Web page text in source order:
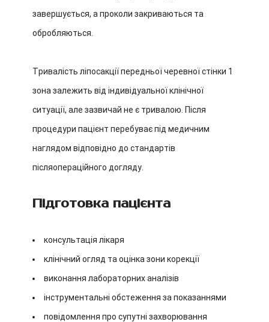
завершується, а проколи закриваються та
обробляються.
Тривалість ліпосакції передньої черевної стінки 1
зона залежить від індивідуальної клінічної
ситуації, але зазвичай не є тривалою. Після
процедури пацієнт перебуває під медичним
наглядом відповідно до стандартів
післяопераційного догляду.
Підготовка пацієнта
консультація лікаря
клінічний огляд та оцінка зони корекції
виконання лабораторних аналізів
інструментальні обстеження за показаннями
повідомлення про супутні захворювання